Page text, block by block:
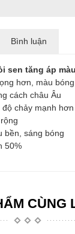
Bình luận
sen tăng áp
hơn, màu
cách châu Âu
chảy mạnh
bền, sáng bóng
50%
CÙNG